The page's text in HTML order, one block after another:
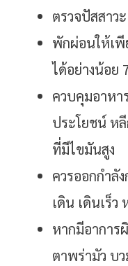
ตรวจปัสสาว
พักผ่อนให้เ
ได้อย่างน้อย
ควบคุมอาห
ประโยชน์ ห
ที่มีไขมันสูง
ควรออกกำลั
เดิน เดินเร็ว
หากมีอาการ
ตาพร่ามัว บ